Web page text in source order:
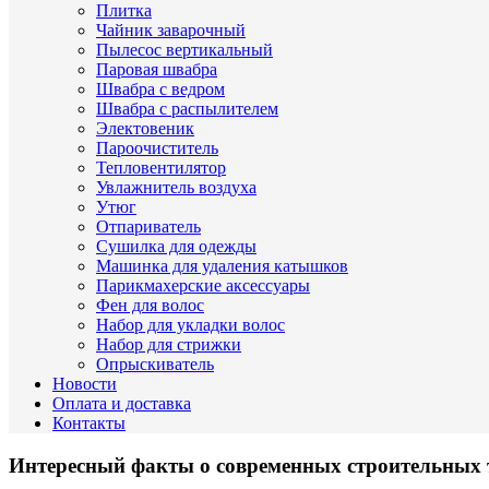
Плитка
Чайник заварочный
Пылесос вертикальный
Паровая швабра
Швабра с ведром
Швабра с распылителем
Электовеник
Пароочиститель
Тепловентилятор
Увлажнитель воздуха
Утюг
Отпариватель
Сушилка для одежды
Машинка для удаления катышков
Парикмахерские аксессуары
Фен для волос
Набор для укладки волос
Набор для стрижки
Опрыскиватель
Новости
Оплата и доставка
Контакты
Интересный факты о современных строительных